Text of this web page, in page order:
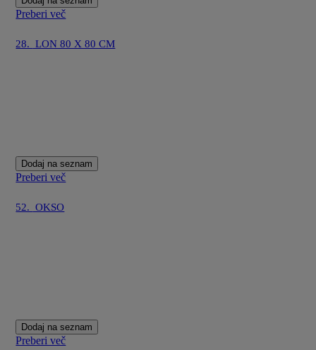
Preberi več
28. LON 80 X 80 CM
Dodaj na seznam
Preberi več
52. OKSO
Dodaj na seznam
Preberi več